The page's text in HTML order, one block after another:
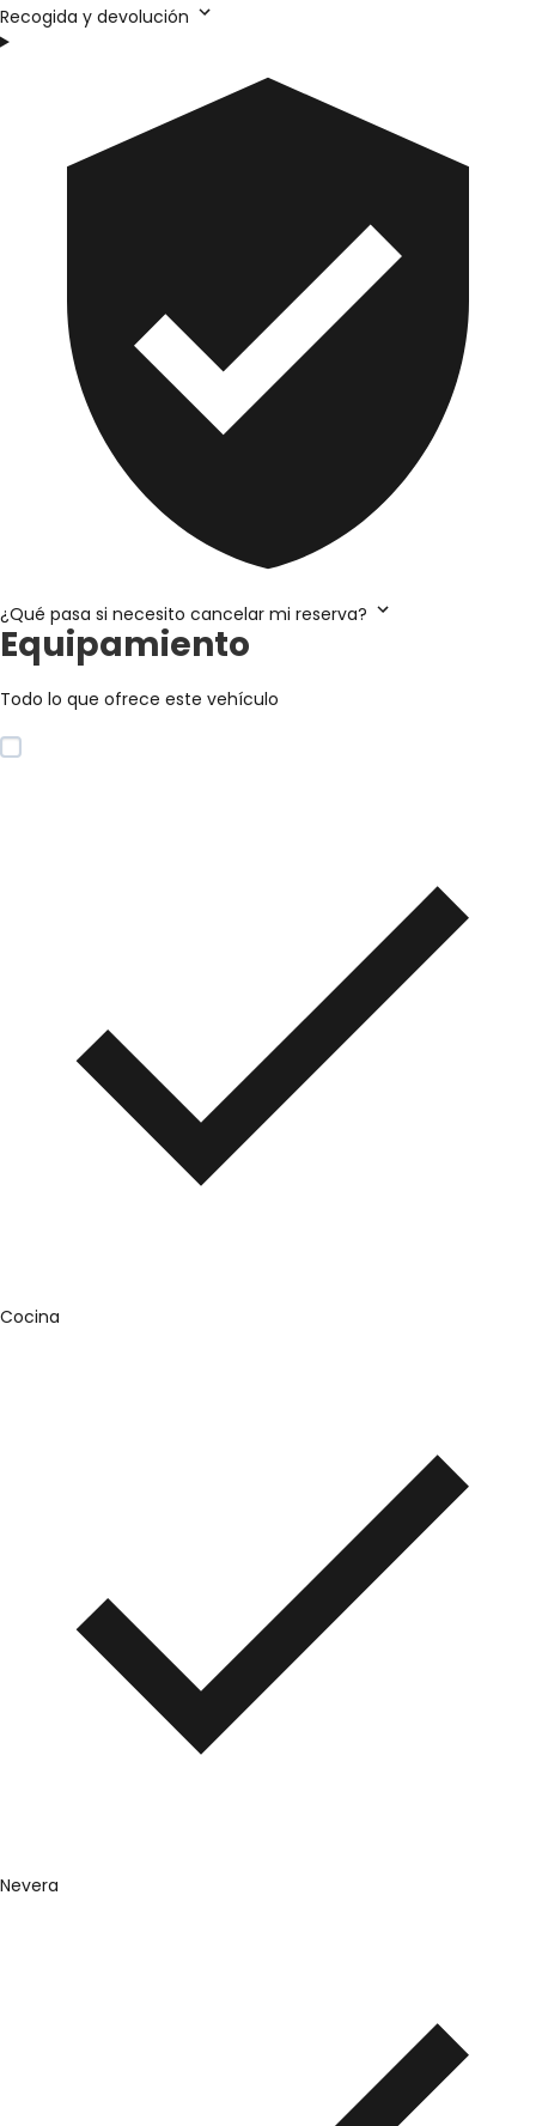
Recogida y devolución
¿Qué pasa si necesito cancelar mi reserva?
Equipamiento
Todo lo que ofrece este vehículo
Cocina
Nevera